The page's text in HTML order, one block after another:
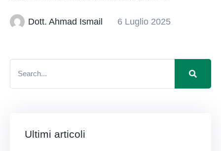
Dott. Ahmad Ismail 6 Luglio 2025
Ultimi articoli